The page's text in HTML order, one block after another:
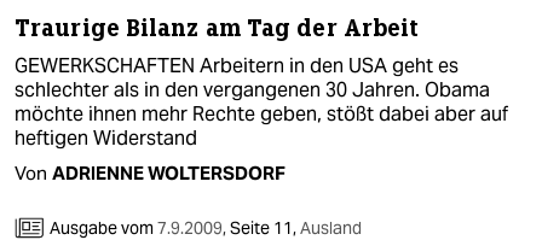
Traurige Bilanz am Tag der Arbeit
GEWERKSCHAFTEN Arbeitern in den USA geht es
schlechter als in den vergangenen 30 Jahren. Obama
möchte ihnen mehr Rechte geben, stößt dabei aber auf
heftigen Widerstand
Von ADRIENNE WOLTERSDORF
Ausgabe vom7.9.2009,Seite 11,Ausland